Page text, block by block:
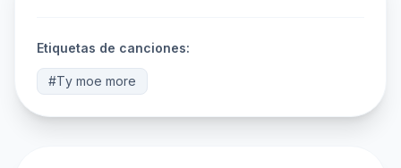
Etiquetas de canciones:
#Тy moe more